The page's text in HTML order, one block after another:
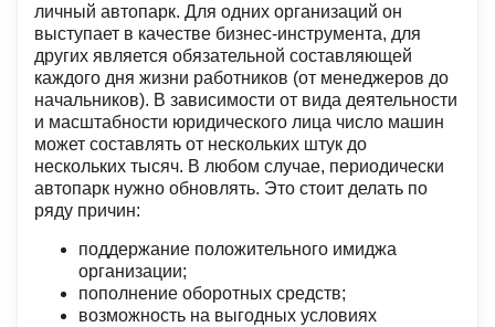
личный автопарк. Для одних организаций он
выступает в качестве бизнес-инструмента, для
других является обязательной составляющей
каждого дня жизни работников (от менеджеров до
начальников). В зависимости от вида деятельности
и масштабности юридического лица число машин
может составлять от нескольких штук до
нескольких тысяч. В любом случае, периодически
автопарк нужно обновлять. Это стоит делать по
ряду причин:
поддержание положительного имиджа
организации;
пополнение оборотных средств;
возможность на выгодных условиях